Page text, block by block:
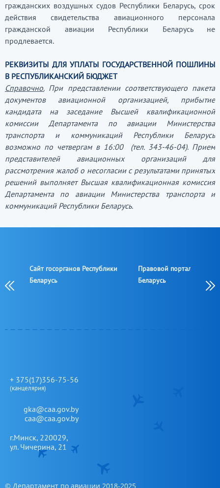
гражданских воздушных судов Республики Беларусь, срок
действия свидетельства авиационного персонала
гражданской авиации Республики Беларусь не
продлевается.
РЕКВИЗИТЫ ДЛЯ УПЛАТЫ ГОСУДАРСТВЕННОЙ ПОШЛИНЫ
В РЕСПУБЛИКАНСКИЙ БЮДЖЕТ
Справочно.При представлении соответствующего пакета
документов авиационной организацией, прибытие
кандидата на заседание Высшей квалификационной
комиссии Департамента по авиации Министерства
транспорта и коммуникаций Республики Беларусь
возможно по четвергам в 16:00 (тел. 343-46-04). Прием
представителей авиационных организаций для
рассмотрения жалоб о несогласии с результатами принятых
решений выполняет Высшая квалификационная комиссия
Департамента по авиации Министерства транспорта и
коммуникаций Республики Беларусь.
Сайт госорганов Республики
Беларусь
Правовой портал
Беларусь
+ 375(17)356-75-56
(канцелярия)
gka@caa.gov.by
caa@caa.gov.by
г.Минск, 220029,
ул. Чичерина, 21
© Департамент по авиации 2018-2025